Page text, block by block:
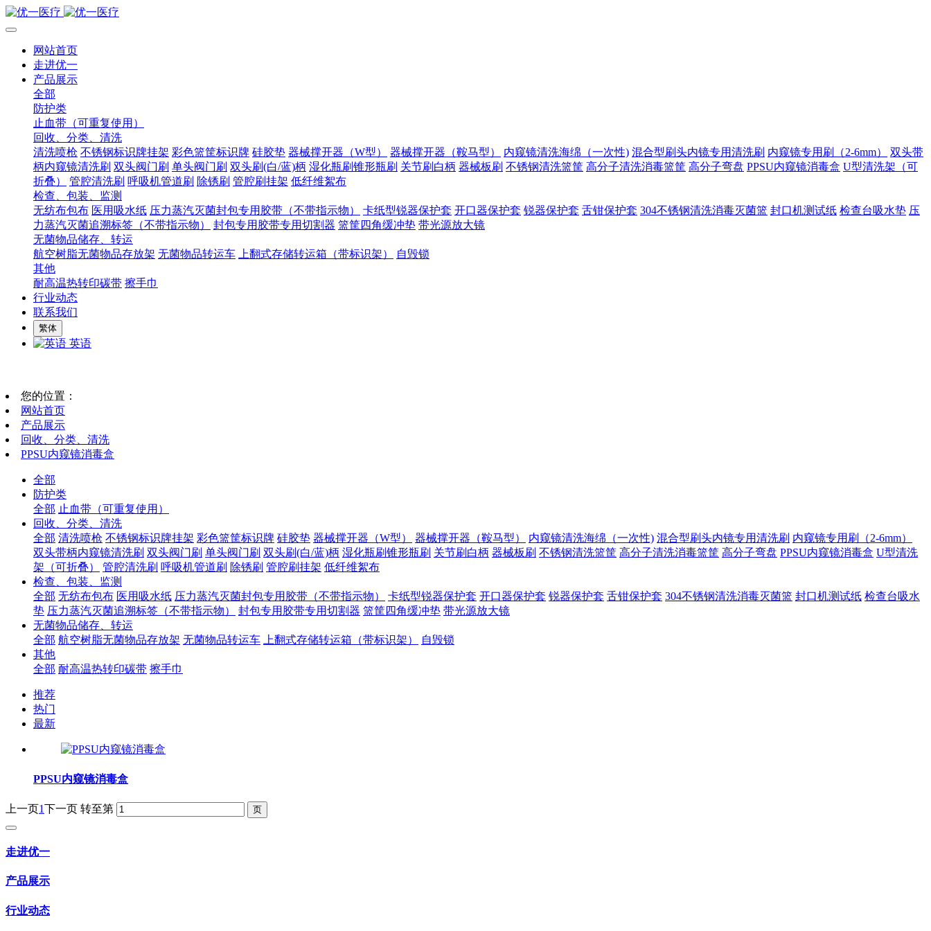
网站首页
走进优一
产品展示
全部
防护类
止血带（可重复使用）
回收、分类、清洗
清洗喷枪 不锈钢标识牌挂架 彩色篮筐标识牌 硅胶垫 器械撑开器（W型） 器械撑开器（鞍马型） 内窥镜清洗海绵（一次性) 混合型刷头内镜专用清洗刷 内窥镜专用刷（2-6mm）
双头带
柄内窥镜清洗刷 双头阀门刷 单头阀门刷 双头刷(白/蓝)柄 湿化瓶刷锥形瓶刷 关节刷白柄 器械板刷 不锈钢清洗篮筐 高分子清洗消毒篮筐 高分子弯盘 PPSU内窥镜消毒盒 U型清洗架（可
折叠）
管腔清洗刷 呼吸机管道刷 除锈刷 管腔刷挂架 低纤维絮布
检查、包装、监测
无纺布包布 医用吸水纸 压力蒸汽灭菌封包专用胶带（不带指示物） 卡纸型锐器保护套 开口器保护套 锐器保护套 舌钳保护套 304不锈钢清洗消毒灭菌篮 封口机测试纸 检查台吸水垫 压
力蒸汽灭菌追溯标签（不带指示物）
封包专用胶带专用切割器 篮筐四角缓冲垫 带光源放大镜
无菌物品储存、转运
航空树脂无菌物品存放架 无菌物品转运车 上翻式存储转运箱（带标识架）
自毁锁
其他
耐高温热转印碳带 擦手巾
行业动态
联系我们
繁体
英语
您的位置：
网站首页
产品展示
回收、分类、清洗
PPSU内窥镜消毒盒
全部
防护类
全部 止血带（可重复使用）
回收、分类、清洗
全部 清洗喷枪 不锈钢标识牌挂架 彩色篮筐标识牌 硅胶垫 器械撑开器（W型） 器械撑开器（鞍马型） 内窥镜清洗海绵（一次性) 混合型刷头内镜专用清洗刷 内窥镜专用刷（2-6mm）
双头带柄内窥镜清洗刷 双头阀门刷 单头阀门刷 双头刷(白/蓝)柄 湿化瓶刷锥形瓶刷 关节刷白柄 器械板刷 不锈钢清洗篮筐 高分子清洗消毒篮筐 高分子弯盘 PPSU内窥镜消毒盒 U型清洗
架（可折叠）
管腔清洗刷 呼吸机管道刷 除锈刷 管腔刷挂架 低纤维絮布
检查、包装、监测
全部 无纺布包布 医用吸水纸 压力蒸汽灭菌封包专用胶带（不带指示物） 卡纸型锐器保护套 开口器保护套 锐器保护套 舌钳保护套 304不锈钢清洗消毒灭菌篮 封口机测试纸 检查台吸水
垫 压力蒸汽灭菌追溯标签（不带指示物） 封包专用胶带专用切割器 篮筐四角缓冲垫 带光源放大镜
无菌物品储存、转运
全部 航空树脂无菌物品存放架 无菌物品转运车 上翻式存储转运箱（带标识架）
自毁锁
其他
全部 耐高温热转印碳带 擦手巾
推荐
热门
最新
PPSU内窥镜消毒盒
上一页1下一页 转至第
走进优一
产品展示
行业动态